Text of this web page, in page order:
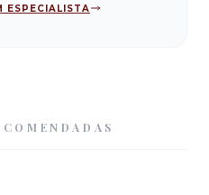
ESPECIALISTA